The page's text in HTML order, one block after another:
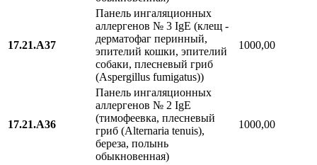
17.21.A37
Панель ингаляционных
аллергенов № 3 IgE (клещ -
дерматофаг перинный,
эпителий кошки, эпителий
собаки, плесневый гриб
(Aspergillus fumigatus))
1000,00
17.21.A36
Панель ингаляционных
аллергенов № 2 IgE
(тимофеевка, плесневый
гриб (Alternaria tenuis),
береза, полынь
обыкновенная)
1000,00